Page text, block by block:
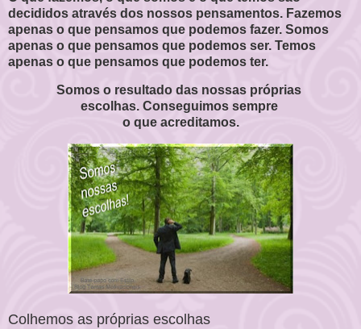
decididos através dos nossos pensamentos. Fazemos
apenas o que pensamos que podemos fazer. Somos
apenas o que pensamos que podemos ser. Temos
apenas o que pensamos que podemos ter.
Somos o resultado das nossas próprias
escolhas. Conseguimos sempre
o que acreditamos.
Colhemos as próprias escolhas